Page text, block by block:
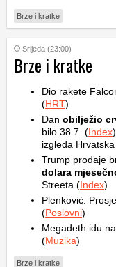
Brze i kratke
Srijeda (23:00)
Brze i kratke
Dio rakete
(HRT)
Dan obilježio
bilo 38.7. (Index
izgleda
Trump prodaje
dolara
Streeta (Index)
Plenković:
(Poslovni)
Megadeth idu na
(Muzika)
Brze i kratke